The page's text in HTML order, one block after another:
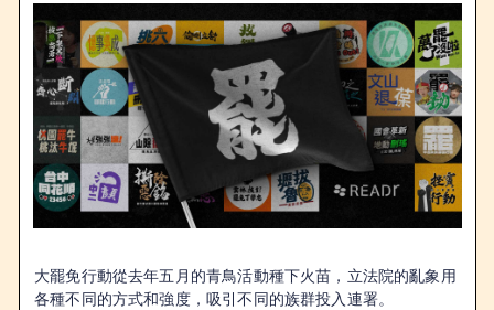
大罷免行動從去年五月的青鳥活動種下火苗，立法院的亂象用
各種不同的方式和強度，吸引不同的族群投入連署。